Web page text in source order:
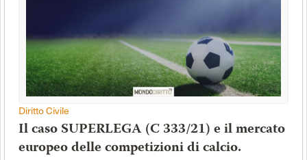
Diritto Civile
Il caso SUPERLEGA (C 333/21) e il mercato
europeo delle competizioni di calcio.